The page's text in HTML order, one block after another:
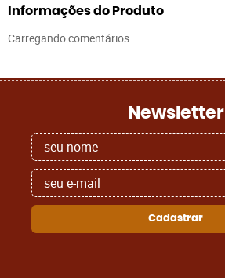
Informações do Produto
Carregando comentários ...
Newsletter
Cadastrar